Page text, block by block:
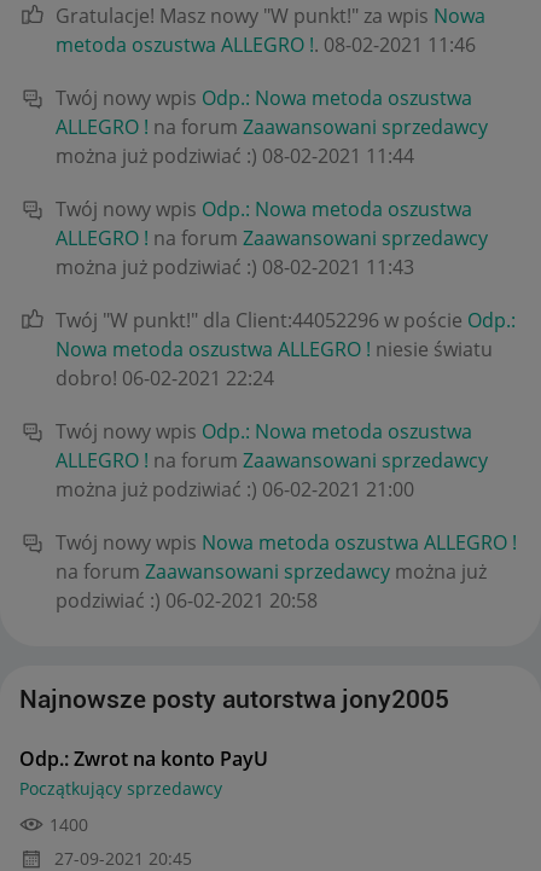
Gratulacje! Masz nowy "W punkt!" za wpis Nowa
metoda oszustwa ALLEGRO !. ‎08-02-2021 11:46
Twój nowy wpis Odp.: Nowa metoda oszustwa
ALLEGRO ! na forum Zaawansowani sprzedawcy
można już podziwiać :) ‎08-02-2021 11:44
Twój nowy wpis Odp.: Nowa metoda oszustwa
ALLEGRO ! na forum Zaawansowani sprzedawcy
można już podziwiać :) ‎08-02-2021 11:43
Twój "W punkt!" dla Client:44052296 w poście Odp.:
Nowa metoda oszustwa ALLEGRO ! niesie światu
dobro! ‎06-02-2021 22:24
Twój nowy wpis Odp.: Nowa metoda oszustwa
ALLEGRO ! na forum Zaawansowani sprzedawcy
można już podziwiać :) ‎06-02-2021 21:00
Twój nowy wpis Nowa metoda oszustwa ALLEGRO !
na forum Zaawansowani sprzedawcy można już
podziwiać :) ‎06-02-2021 20:58
Najnowsze posty autorstwa jony2005
Odp.: Zwrot na konto PayU
Początkujący sprzedawcy
1400
‎27-09-2021 20:45